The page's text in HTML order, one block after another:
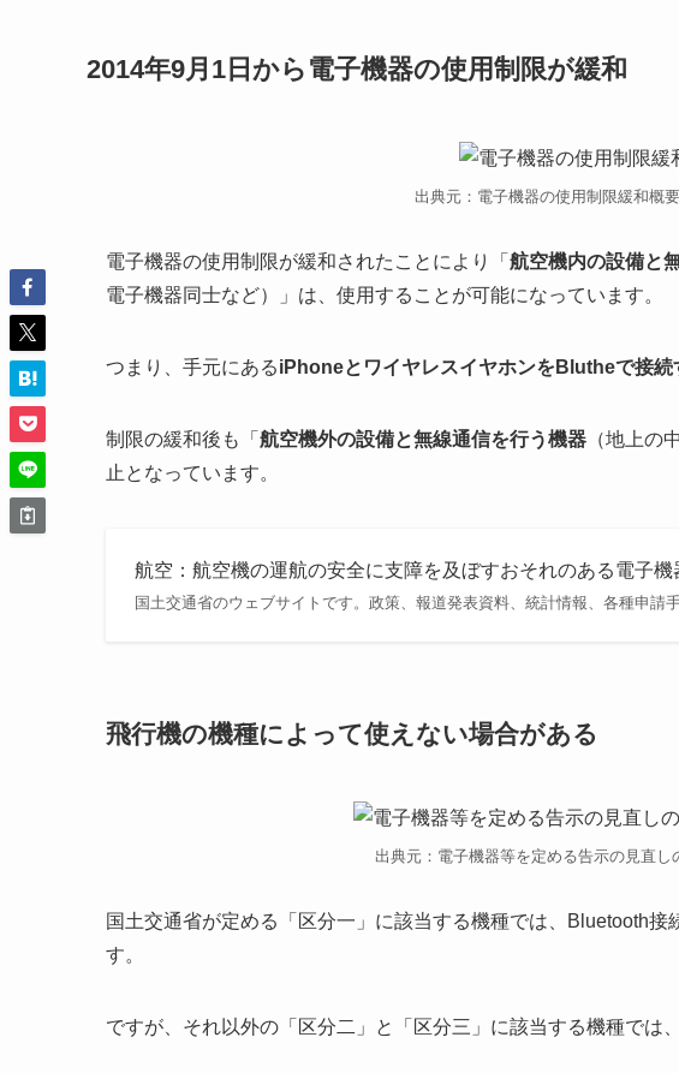
2014年9月1日から電子機器の使用制限が緩和
出典元：電子機器の使用制限緩和概
電子機器の使用制限が緩和されたことにより「 航空機内の設備と
電子機器同士など）」は、使用することが可能になっています。
つまり、手元にあるiPhoneとワイヤレスイヤホンをBlutheで接続
制限の緩和後も「 航空機外の設備と無線通信を行う機器 （地上の
止となっています。
航空：航空機の運航の安全に支障を及ぼすおそれのある電子
国土交通省のウェブサイトです。政策、報道発表資料、統計情報、各種申請
飛行機の機種によって使えない場合がある
出典元：電子機器等を定める告示の見直し
国土交通省が定める「区分一」に該当する機種では、Bluetooth接
す。
ですが、それ以外の「区分二」と「区分三」に該当する機種では